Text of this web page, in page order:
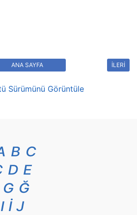
İLERİ
ANA SAYFA
Sürümünü Görüntüle
B C
D E
G Ğ
I İ J